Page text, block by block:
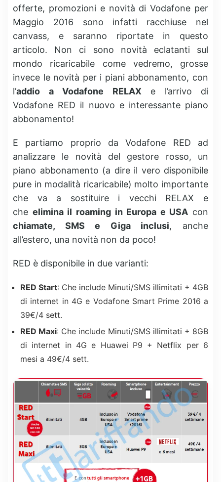
offerte, promozioni e novità di Vodafone per
Maggio 2016 sono infatti racchiuse nel
canvass, e saranno riportate in questo
articolo. Non ci sono novità eclatanti sul
mondo ricaricabile come vedremo, grosse
invece le novità per i piani abbonamento, con
l’addio a Vodafone RELAX e l’arrivo di
Vodafone RED il nuovo e interessante piano
abbonamento!
E partiamo proprio da Vodafone RED ad
analizzare le novità del gestore rosso, un
piano abbonamento (a dire il vero disponibile
pure in modalità ricaricabile) molto importante
che va a sostituire i vecchi RELAX e
che elimina il roaming in Europa e USA con
chiamate, SMS e Giga inclusi, anche
all’estero, una novità non da poco!
RED è disponibile in due varianti:
RED Start: Che include Minuti/SMS illimitati + 4GB
di internet in 4G e Vodafone Smart Prime 2016 a
39€/4 sett.
RED Maxi: Che include Minuti/SMS illimitati + 8GB
di internet in 4G e Huawei P9 + Netflix per 6
mesi a 49€/4 sett.